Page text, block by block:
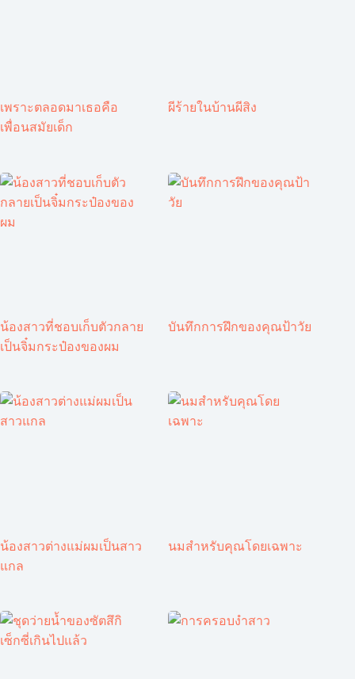
เพราะตลอดมาเธอคือ
เพื่อนสมัยเด็ก
ผีร้ายในบ้านผีสิง
น้องสาวที่ชอบเก็บตัวกลาย
เป็นจิ๋มกระป๋องของผม
บันทึกการฝึกของคุณป้าวัย
น้องสาวต่างแม่ผมเป็นสาว
แกล
นมสำหรับคุณโดยเฉพาะ